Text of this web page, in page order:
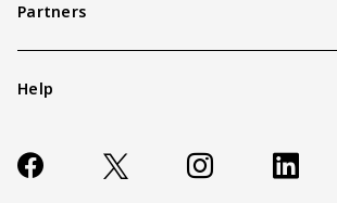
Partners
Help
Contact
FAQ
Socials
https://www.facebook.com/AZAlkmaar
X Instagram LinkedIn